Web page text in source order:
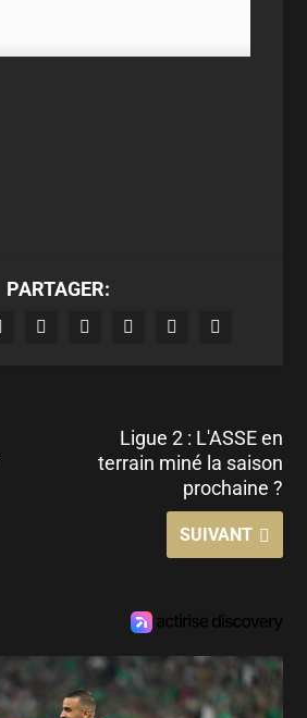
PARTAGER:
Ligue 2 : L'ASSE en
terrain miné la saison
prochaine ?
SUIVANT